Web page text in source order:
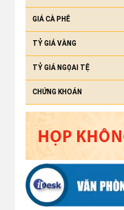
GIÁ CÀ PHÊ
TỶ GIÁ VÀNG
TỶ GIÁ NGỌAI TỆ
CHỨNG KHOÁN